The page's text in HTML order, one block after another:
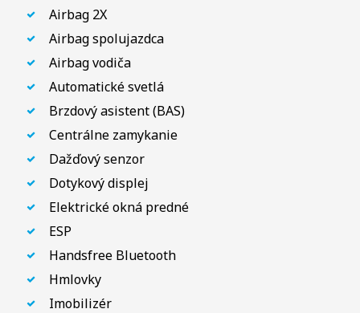
Airbag 2X
Airbag spolujazdca
Airbag vodiča
Automatické svetlá
Brzdový asistent (BAS)
Centrálne zamykanie
Dažďový senzor
Dotykový displej
Elektrické okná predné
ESP
Handsfree Bluetooth
Hmlovky
Imobilizér